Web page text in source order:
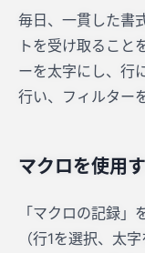
毎日、一貫した書
トを受け取ること
ーを太字にし、行
行い、フィルター
マクロを使用
「マクロの記録
（行1を選択、太